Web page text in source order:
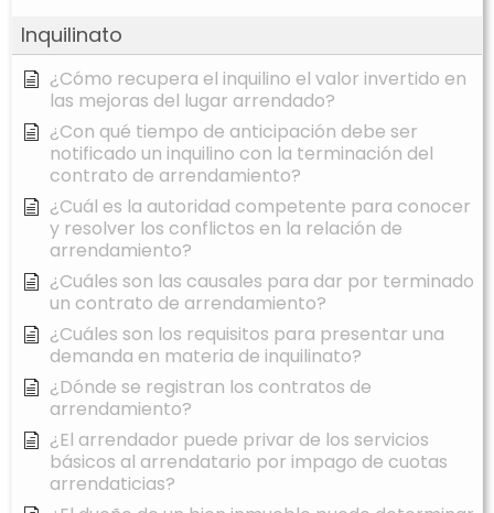
Inquilinato
¿Cómo recupera el inquilino el valor invertido en
las mejoras del lugar arrendado?
¿Con qué tiempo de anticipación debe ser
notificado un inquilino con la terminación del
contrato de arrendamiento?
¿Cuál es la autoridad competente para conocer
y resolver los conflictos en la relación de
arrendamiento?
¿Cuáles son las causales para dar por terminado
un contrato de arrendamiento?
¿Cuáles son los requisitos para presentar una
demanda en materia de inquilinato?
¿Dónde se registran los contratos de
arrendamiento?
¿El arrendador puede privar de los servicios
básicos al arrendatario por impago de cuotas
arrendaticias?